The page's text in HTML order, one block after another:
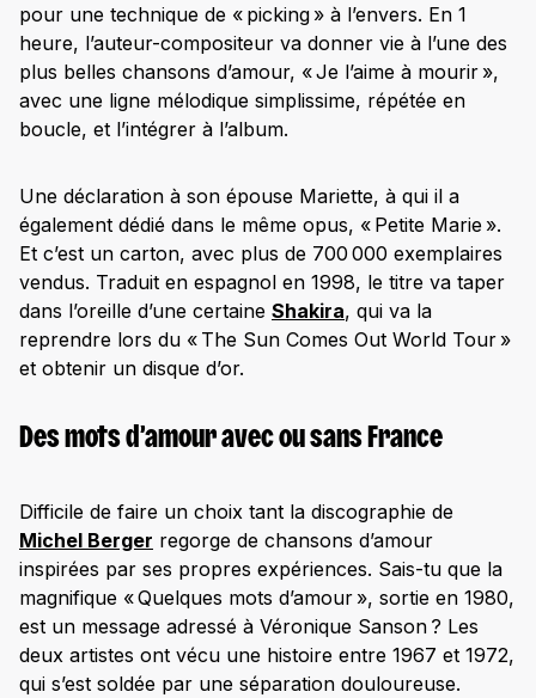
pour une technique de « picking » à l’envers. En 1
heure, l’auteur-compositeur va donner vie à l’une des
plus belles chansons d’amour, « Je l’aime à mourir »,
avec une ligne mélodique simplissime, répétée en
boucle, et l’intégrer à l’album.
Une déclaration à son épouse Mariette, à qui il a
également dédié dans le même opus, « Petite Marie ».
Et c’est un carton, avec plus de 700 000 exemplaires
vendus. Traduit en espagnol en 1998, le titre va taper
dans l’oreille d’une certaine Shakira, qui va la
reprendre lors du « The Sun Comes Out World Tour »
et obtenir un disque d’or.
Des mots d’amour avec ou sans France
Difficile de faire un choix tant la discographie de
Michel Berger regorge de chansons d’amour
inspirées par ses propres expériences. Sais-tu que la
magnifique « Quelques mots d’amour », sortie en 1980,
est un message adressé à Véronique Sanson ? Les
deux artistes ont vécu une histoire entre 1967 et 1972,
qui s’est soldée par une séparation douloureuse.